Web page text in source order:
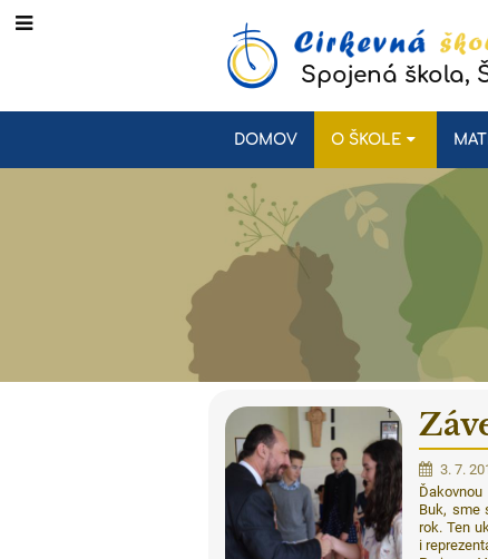
Spojená škola,
DOMOV O ŠKOLE
3. 7.
Buk, sme
rok. Ten
i